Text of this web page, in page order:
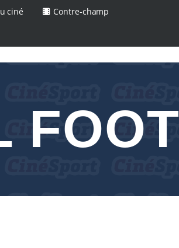
ciné Contre-champ
FOOT